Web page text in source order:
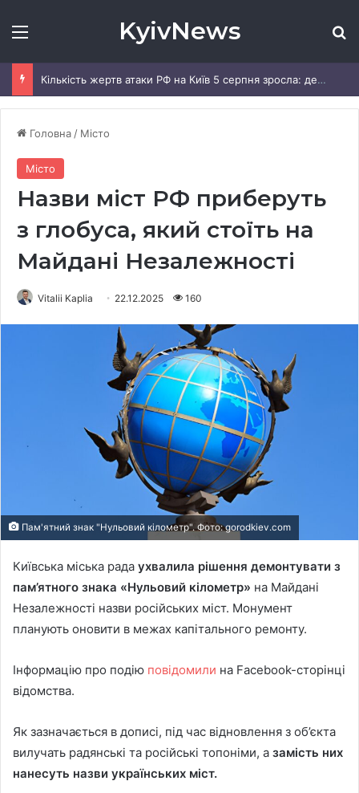
Меню KyivNews
Кількість жертв атаки РФ на Київ 5 серпня зросла: деталі
Головна / Місто
Місто
Назви міст РФ приберуть
з глобуса, який стоїть на
Майдані Незалежності
Vitalii Kaplia 22.12.2025 160
Пам'ятний знак "Нульовий кілометр". Фото: gorodkiev.com
Київська міська рада ухвалила рішення демонтувати з
пам’ятного знака «Нульовий кілометр» на Майдані
Незалежності назви російських міст. Монумент
планують оновити в межах капітального ремонту.
Інформацію про подію повідомили на Facebook-сторінці
відомства.
Як зазначається в дописі, під час відновлення з об’єкта
вилучать радянські та російські топоніми, а замість них
нанесуть назви українських міст.